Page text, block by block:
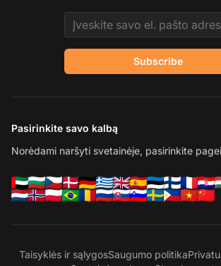
Email address
Subscribe
Pasirinkite savo kalbą
Norėdami naršyti svetainėje, pasirinkite
Taisyklės ir sąlygosSaugumo politika